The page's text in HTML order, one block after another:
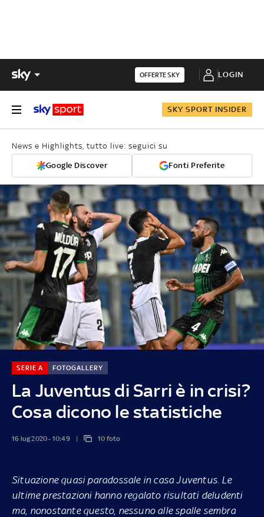
OFFERTE SKY LOGIN
SKY SPORT INSIDER
News e Highlights, tutto live: seguici su
Google Discover Fonti Preferite
La Juventus di Sarri è in crisi?
Cosa dicono le statistiche
SERIE A FOTOGALLERY
16 lug 2020 - 10:49 10 foto
Situazione quasi paradossale in casa Juventus. Le
ultime prestazioni hanno regalato risultati deludenti
ma, nonostante questo, nessuno alle spalle sembra